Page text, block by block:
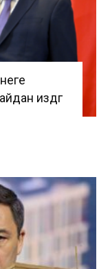
издөөгө